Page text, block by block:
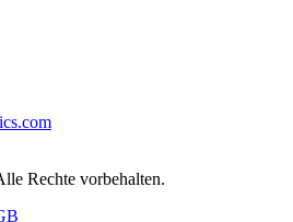
Rechte vorbehalten.